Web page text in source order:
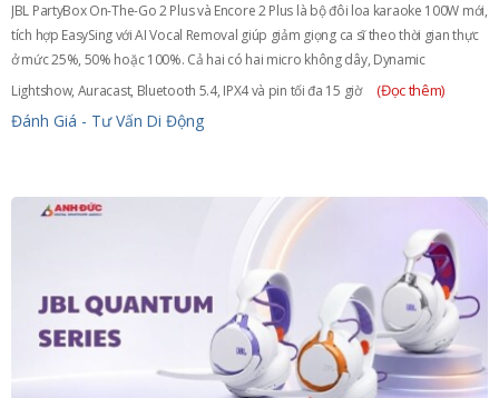
JBL PartyBox On-The-Go 2 Plus và Encore 2 Plus là bộ đôi loa karaoke 100W mới,
tích hợp EasySing với AI Vocal Removal giúp giảm giọng ca sĩ theo thời gian thực
ở mức 25%, 50% hoặc 100%. Cả hai có hai micro không dây, Dynamic
Lightshow, Auracast, Bluetooth 5.4, IPX4 và pin tối đa 15 giờ
(Đọc thêm)
Đánh Giá - Tư Vấn Di Động